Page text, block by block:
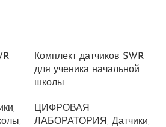
,
,
Комплект датчиков SWR
для ученика начальной
школы
ЦИФРОВАЯ
ЛАБОРАТОРИЯ , Датчики,